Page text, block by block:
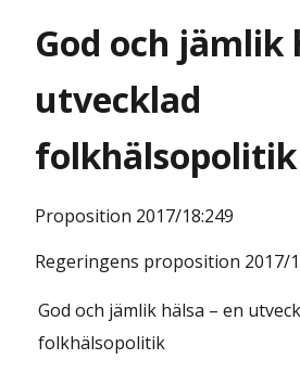
God och jämlik
utvecklad
folkhälsopolitik
Proposition 2017/18:249
Regeringens proposition 2017/
God och jämlik hälsa – en
folkhälsopolitik